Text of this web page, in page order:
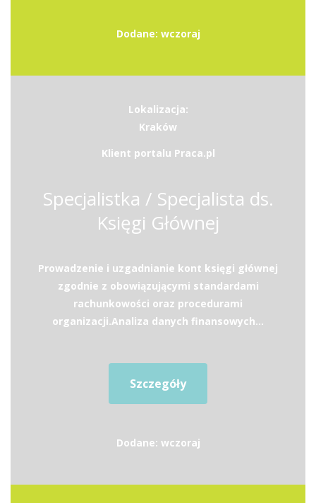
Dodane: wczoraj
Lokalizacja:
Kraków
Klient portalu Praca.pl
Specjalistka / Specjalista ds.
Księgi Głównej
Prowadzenie i uzgadnianie kont księgi głównej
zgodnie z obowiązującymi standardami
rachunkowości oraz procedurami
organizacji.Analiza danych finansowych...
Szczegóły
Dodane: wczoraj